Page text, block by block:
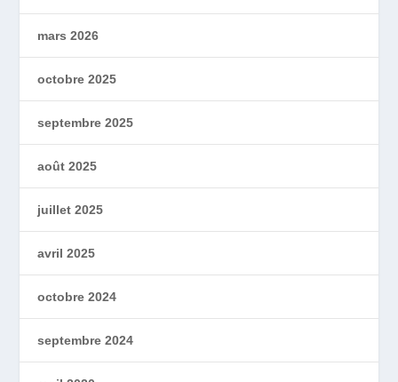
mars 2026
octobre 2025
septembre 2025
août 2025
juillet 2025
avril 2025
octobre 2024
septembre 2024